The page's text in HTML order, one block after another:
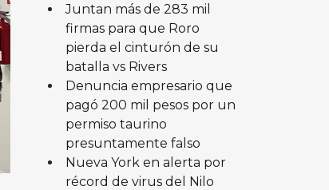
Juntan más de 283 mil
firmas para que Roro
pierda el cinturón de su
batalla vs Rivers
Denuncia empresario que
pagó 200 mil pesos por un
permiso taurino
presuntamente falso
Nueva York en alerta por
récord de virus del Nilo